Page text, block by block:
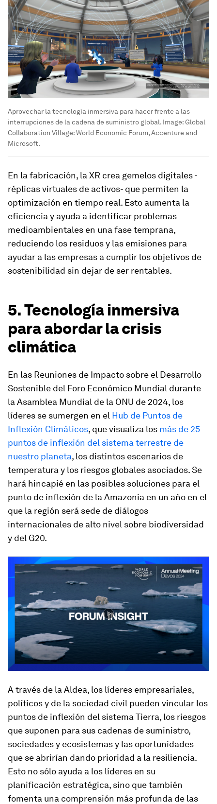
Aprovechar la tecnología inmersiva para hacer frente a las
interrupciones de la cadena de suministro global. Image:Global
Collaboration Village: World Economic Forum, Accenture and
Microsoft.
En la fabricación, la XR crea gemelos digitales -
réplicas virtuales de activos- que permiten la
optimización en tiempo real. Esto aumenta la
eficiencia y ayuda a identificar problemas
medioambientales en una fase temprana,
reduciendo los residuos y las emisiones para
ayudar a las empresas a cumplir los objetivos de
sostenibilidad sin dejar de ser rentables.
5. Tecnología inmersiva
para abordar la crisis
climática
En las Reuniones de Impacto sobre el Desarrollo
Sostenible del Foro Económico Mundial durante
la Asamblea Mundial de la ONU de 2024, los
líderes se sumergen en el Hub de Puntos de
Inflexión Climáticos, que visualiza los más de 25
puntos de inflexión del sistema terrestre de
nuestro planeta, los distintos escenarios de
temperatura y los riesgos globales asociados. Se
hará hincapié en las posibles soluciones para el
punto de inflexión de la Amazonia en un año en el
que la región será sede de diálogos
internacionales de alto nivel sobre biodiversidad
y del G20.
A través de la Aldea, los líderes empresariales,
políticos y de la sociedad civil pueden vincular los
puntos de inflexión del sistema Tierra, los riesgos
que suponen para sus cadenas de suministro,
sociedades y ecosistemas y las oportunidades
que se abrirían dando prioridad a la resiliencia.
Esto no sólo ayuda a los líderes en su
planificación estratégica, sino que también
fomenta una comprensión más profunda de las